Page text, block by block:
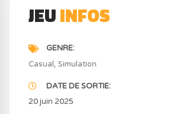
JEUINFOS
GENRE
Casual Simulation
DATE DE SORTIE
20 juin 2025